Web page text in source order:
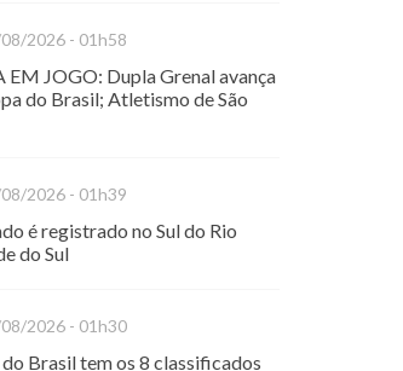
2026 - 01h58
EM JOGO: Dupla Grenal avança
do Brasil; Atletismo de São
2026 - 01h39
é registrado no Sul do Rio
do Sul
2026 - 01h30
Brasil tem os 8 classificados